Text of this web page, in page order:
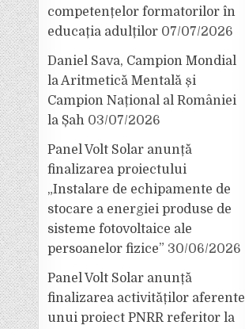
competențelor formatorilor în
educația adulților 07/07/2026
Daniel Sava, Campion Mondial
la Aritmetică Mentală și
Campion Național al României
la Șah 03/07/2026
Panel Volt Solar anunță
finalizarea proiectului
„Instalare de echipamente de
stocare a energiei produse de
sisteme fotovoltaice ale
persoanelor fizice” 30/06/2026
Panel Volt Solar anunță
finalizarea activităților aferente
unui proiect PNRR referitor la